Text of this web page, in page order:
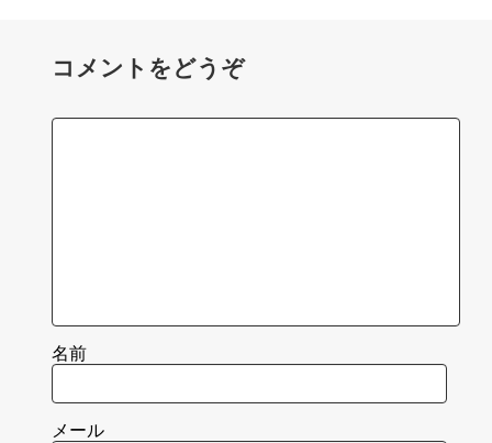
コメントをどうぞ
名前
メール